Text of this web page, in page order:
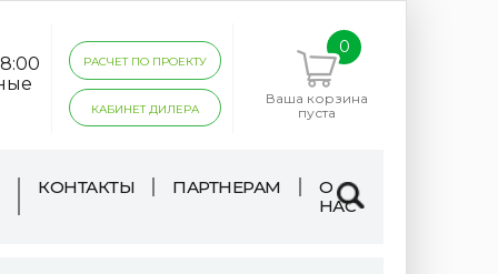
РАСЧЕТ ПО ПРОЕКТУ
КАБИНЕТ ДИЛЕРА
0
Ваша корзина
пуста
КОНТАКТЫ ПАРТНЕРАМ
О
НАС